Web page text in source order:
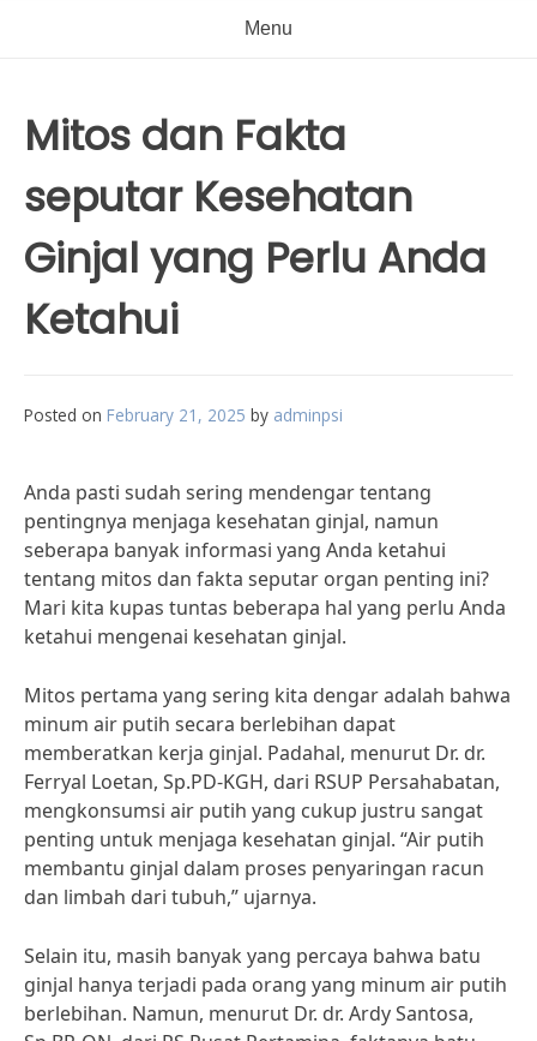
Menu
Mitos dan Fakta
seputar Kesehatan
Ginjal yang Perlu Anda
Ketahui
Posted on February 21, 2025 by adminpsi
Anda pasti sudah sering mendengar tentang
pentingnya menjaga kesehatan ginjal, namun
seberapa banyak informasi yang Anda ketahui
tentang mitos dan fakta seputar organ penting ini?
Mari kita kupas tuntas beberapa hal yang perlu Anda
ketahui mengenai kesehatan ginjal.
Mitos pertama yang sering kita dengar adalah bahwa
minum air putih secara berlebihan dapat
memberatkan kerja ginjal. Padahal, menurut Dr. dr.
Ferryal Loetan, Sp.PD-KGH, dari RSUP Persahabatan,
mengkonsumsi air putih yang cukup justru sangat
penting untuk menjaga kesehatan ginjal. “Air putih
membantu ginjal dalam proses penyaringan racun
dan limbah dari tubuh,” ujarnya.
Selain itu, masih banyak yang percaya bahwa batu
ginjal hanya terjadi pada orang yang minum air putih
berlebihan. Namun, menurut Dr. dr. Ardy Santosa,